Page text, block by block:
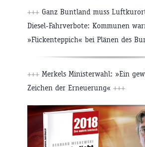
+++ Ganz Buntland muss
Diesel-Fahrverbote: Kommunen
»Flickenteppich« bei Plänen des
+++ Merkels Ministerwahl: »Ein
Zeichen der Erneuerung« +++